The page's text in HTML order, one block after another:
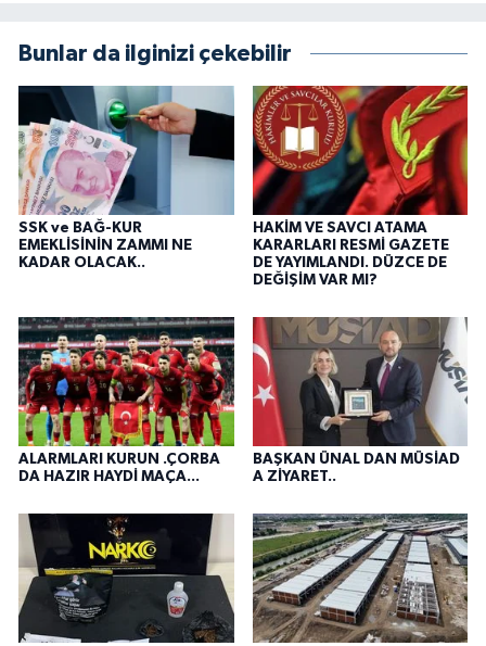
Bunlar da ilginizi çekebilir
SSK ve BAĞ-KUR
EMEKLİSİNİN ZAMMI NE
KADAR OLACAK..
HAKİM VE SAVCI ATAMA
KARARLARI RESMİ GAZETE
DE YAYIMLANDI. DÜZCE DE
DEĞİŞİM VAR MI?
ALARMLARI KURUN .ÇORBA
DA HAZIR HAYDİ MAÇA...
BAŞKAN ÜNAL DAN MÜSİAD
A ZİYARET..